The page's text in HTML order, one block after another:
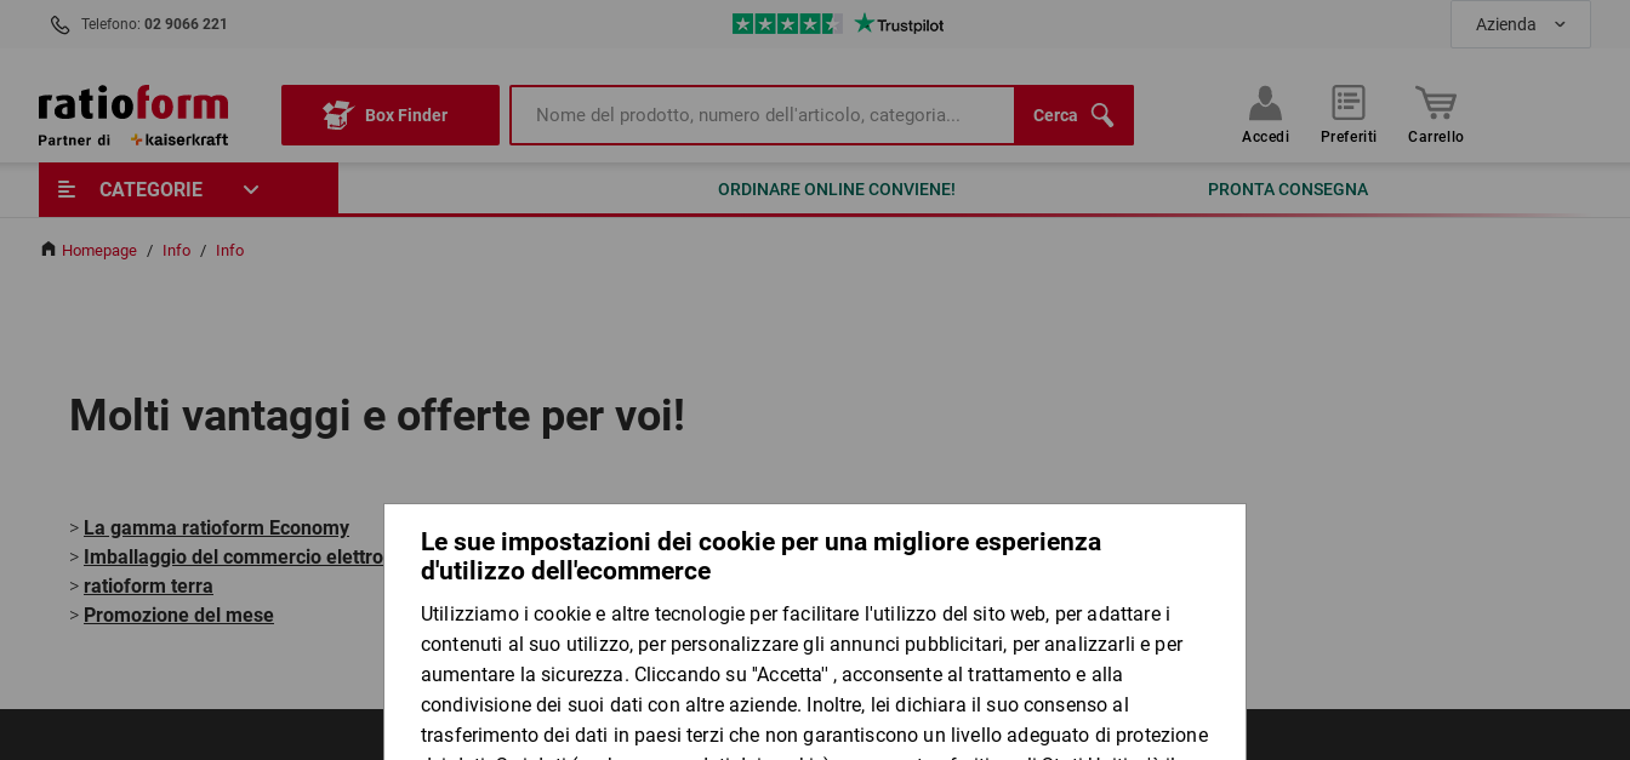
Telefono: 02 9066 221 Azienda
Box Finder Cerca
Accedi Preferiti Carrello
CATEGORIE ORDINARE ONLINE CONVIENE! PRONTA CONSEGNA
Homepage / Info / Info
Molti vantaggi e offerte per voi!
> La gamma ratioform Economy
> Imballaggio del commercio elettronico
> ratioform terra
> Promozione del mese